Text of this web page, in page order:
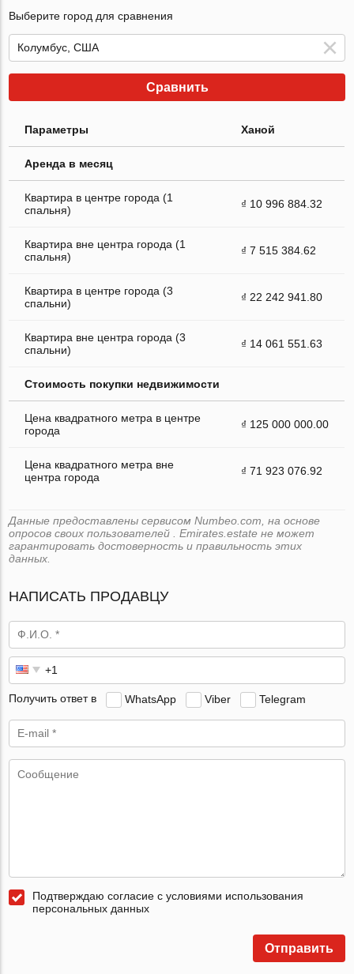
Выберите город для сравнения
Сравнить
Параметры Ханой
Аренда в месяц
Квартира в центре города (1
спальня)
₫ 10 996 884.32
Квартира вне центра города (1
спальня)
₫ 7 515 384.62
Квартира в центре города (3
спальни)
₫ 22 242 941.80
Квартира вне центра города (3
спальни)
₫ 14 061 551.63
Стоимость покупки недвижимости
Цена квадратного метра в центре
города
₫ 125 000 000.00
Цена квадратного метра вне
центра города
₫ 71 923 076.92
Данные предоставлены сервисом Numbeo.com, на основе
опросов своих пользователей . Emirates.estate не может
гарантировать достоверность и правильность этих
данных.
НАПИСАТЬ ПРОДАВЦУ
Получить ответ в WhatsApp Viber Telegram
Подтверждаю согласие с условиями использования
персональных данных
Отправить